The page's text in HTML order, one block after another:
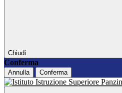
Chiudi
Conferma
Annulla Conferma